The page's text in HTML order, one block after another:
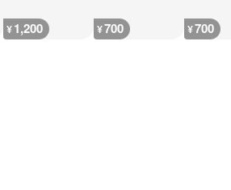
¥1,200 ¥700 ¥700